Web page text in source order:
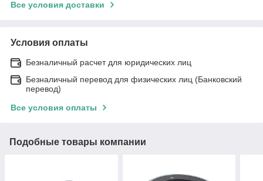
Все условия доставки
Условия оплаты
Безналичный расчет для юридических лиц
Безналичный перевод для физических лиц (Банковский
перевод)
Все условия оплаты
Подобные товары компании